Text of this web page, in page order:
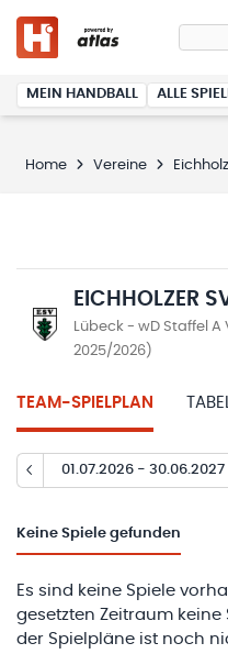
MEIN HANDBALL ALLE
Home Vereine
EICHHOLZER
Lübeck - wD Staffel
2025/2026)
TEAM-SPIELPLAN
01.07.2026 - 30.06.2027
Keine Spiele gefunden
Es sind keine Spiele
gesetzten Zeitraum
der Spielpläne ist noch